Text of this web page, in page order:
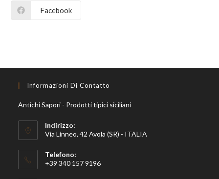
Facebook
Informazioni Di Contatto
Antichi Sapori - Prodotti tipici siciliani
Indirizzo:
Via Linneo, 42 Avola (SR) - ITALIA
Telefono:
+39 340 157 9196